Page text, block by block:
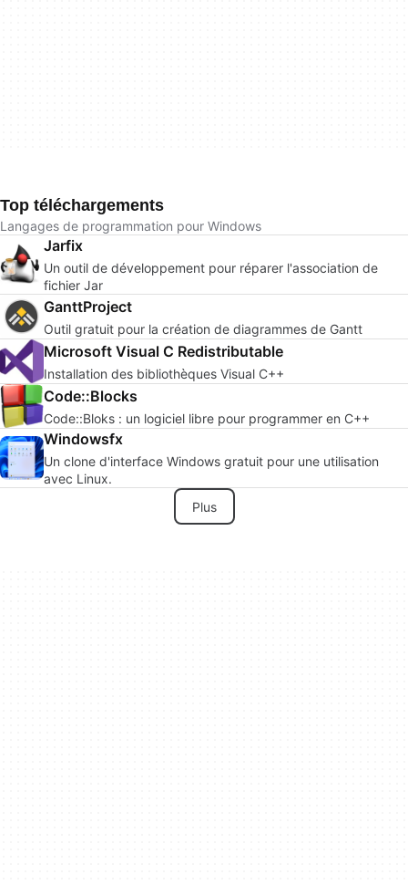
Top téléchargements
Langages de programmation pour Windows
Jarfix
Un outil de développement pour réparer l'association de
fichier Jar
GanttProject
Outil gratuit pour la création de diagrammes de Gantt
Microsoft Visual C Redistributable
Installation des bibliothèques Visual C++
Code::Blocks
Code::Bloks : un logiciel libre pour programmer en C++
Windowsfx
Un clone d'interface Windows gratuit pour une utilisation
avec Linux.
Plus